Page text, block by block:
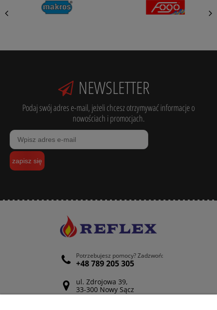
NEWSLETTER
Podaj swój adres e-mail, jeżeli chcesz otrzymywać informacje o
nowościach i promocjach.
zapisz się
Potrzebujesz pomocy? Zadzwoń:
+48 789 205 305
ul. Zdrojowa 39,
33-300 Nowy Sącz